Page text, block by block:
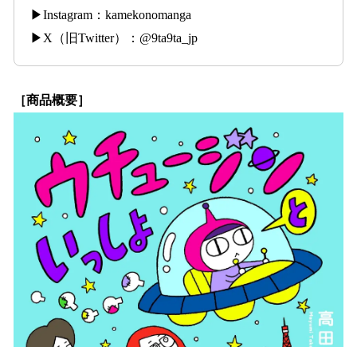
▶Instagram：kamekonomanga
▶X（旧Twitter）：@9ta9ta_jp
［商品概要］